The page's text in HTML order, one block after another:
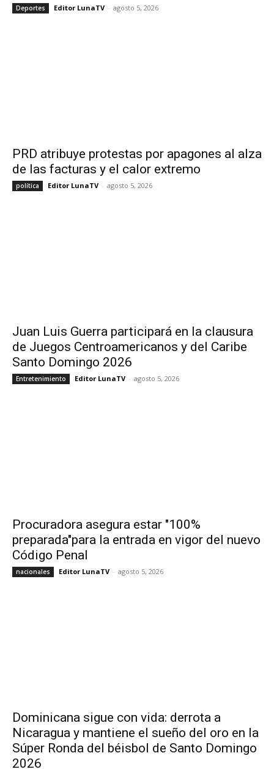
Deportes Editor LunaTV - agosto 5, 2026
PRD atribuye protestas por apagones al alza
de las facturas y el calor extremo
política Editor LunaTV - agosto 5, 2026
Juan Luis Guerra participará en la clausura
de Juegos Centroamericanos y del Caribe
Santo Domingo 2026
Entretenimiento Editor LunaTV - agosto 5, 2026
Procuradora asegura estar "100%
preparada"para la entrada en vigor del nuevo
Código Penal
nacionales Editor LunaTV - agosto 5, 2026
Dominicana sigue con vida: derrota a
Nicaragua y mantiene el sueño del oro en la
Súper Ronda del béisbol de Santo Domingo
2026